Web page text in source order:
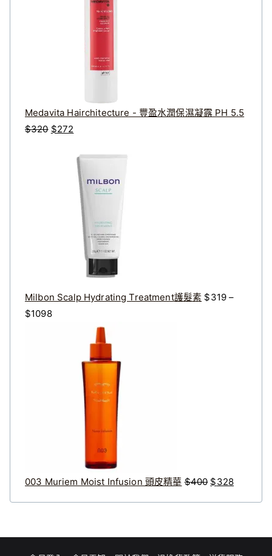
Medavita Hairchitecture - 豐盈水潤保濕凝露 PH 5.5
$320 原
$272
價
格
：
Milbon Scalp Hydrating Treatment護髮素 $319 –
$1098價
$
003 Muriem Moist Infusion 頭皮精華 $400 。
$328